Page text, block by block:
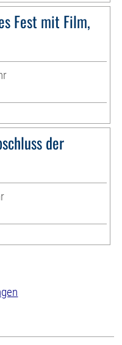
Fest mit Film,
der